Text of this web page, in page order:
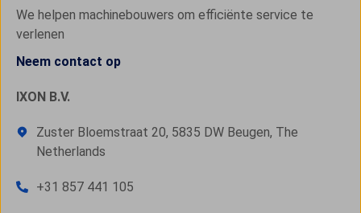
We helpen machinebouwers om efficiënte service te
verlenen
Neem contact op
IXON B.V.
Zuster Bloemstraat 20, 5835 DW Beugen, The
Netherlands
+31 857 441 105